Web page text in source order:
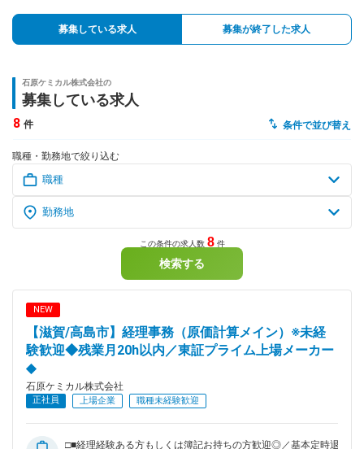
知りたい・聞きたい
専門サイト
対応時間：10:00～22:00(日曜・年末年始を除く)
自動案内は24時間365日対応
転職の「モヤモヤ」、一人で悩まず
気軽に相談してみませんか？
dodaの使い方は？
ヘルプ
募集している求人 募集が終了した求人
石原ケミカル株式会社の
募集している求人
8 件 条件で並び替え
職種・勤務地で絞り込む
この条件の求人数 8件
検索する
NEW
【滋賀/高島市】経理事務（原価計算メイン）※未経
験歓迎◆残業月20h以内／東証プライム上場メーカー
◆
石原ケミカル株式会社
正社員 上場企業 職種未経験歓迎
□■経理経験ある方もしくは簿記お持ちの方歓迎◎／基本定時退